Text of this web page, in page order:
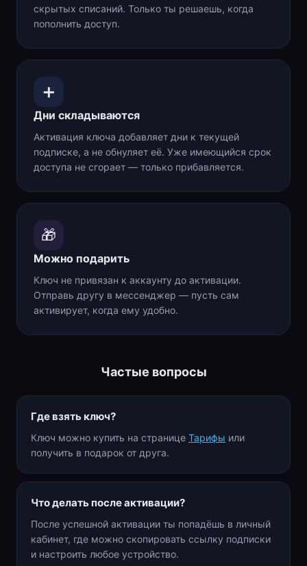
скрытых списаний. Только ты решаешь, когда
пополнить доступ.
➕
Дни складываются
Активация ключа добавляет дни к текущей
подписке, а не обнуляет её. Уже имеющийся срок
доступа не сгорает — только прибавляется.
🎁
Можно подарить
Ключ не привязан к аккаунту до активации.
Отправь другу в мессенджер — пусть сам
активирует, когда ему удобно.
Частые вопросы
Где взять ключ?
Ключ можно купить на странице Тарифы или
получить в подарок от друга.
Что делать после активации?
После успешной активации ты попадёшь в личный
кабинет, где можно скопировать ссылку подписки
и настроить любое устройство.